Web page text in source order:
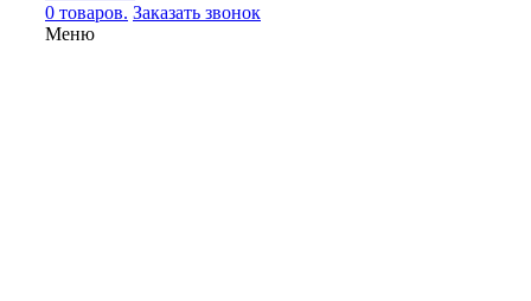
0 товаров. Заказать звонок
Меню